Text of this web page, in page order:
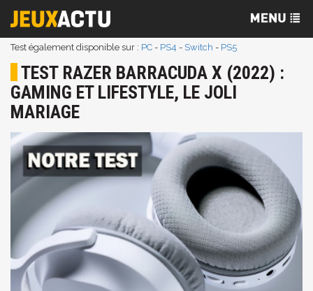
Test également disponible sur : PC - PS4 - Switch - PS5
TEST RAZER BARRACUDA X (2022) :
GAMING ET LIFESTYLE, LE JOLI
MARIAGE